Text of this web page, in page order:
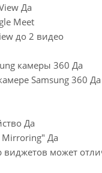
Да
Meet
до 2 видео
камеры 360 Да
Samsung 360 Да
Да
Да
может